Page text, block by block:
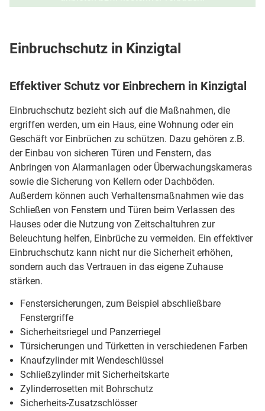
Einbruchschutz in Kinzigtal
Effektiver Schutz vor Einbrechern in Kinzigtal
Einbruchschutz bezieht sich auf die Maßnahmen, die
ergriffen werden, um ein Haus, eine Wohnung oder ein
Geschäft vor Einbrüchen zu schützen. Dazu gehören z.B.
der Einbau von sicheren Türen und Fenstern, das
Anbringen von Alarmanlagen oder Überwachungskameras
sowie die Sicherung von Kellern oder Dachböden.
Außerdem können auch Verhaltensmaßnahmen wie das
Schließen von Fenstern und Türen beim Verlassen des
Hauses oder die Nutzung von Zeitschaltuhren zur
Beleuchtung helfen, Einbrüche zu vermeiden. Ein effektiver
Einbruchschutz kann nicht nur die Sicherheit erhöhen,
sondern auch das Vertrauen in das eigene Zuhause
stärken.
Fenstersicherungen, zum Beispiel abschließbare
Fenstergriffe
Sicherheitsriegel und Panzerriegel
Türsicherungen und Türketten in verschiedenen Farben
Knaufzylinder mit Wendeschlüssel
Schließzylinder mit Sicherheitskarte
Zylinderrosetten mit Bohrschutz
Sicherheits-Zusatzschlösser